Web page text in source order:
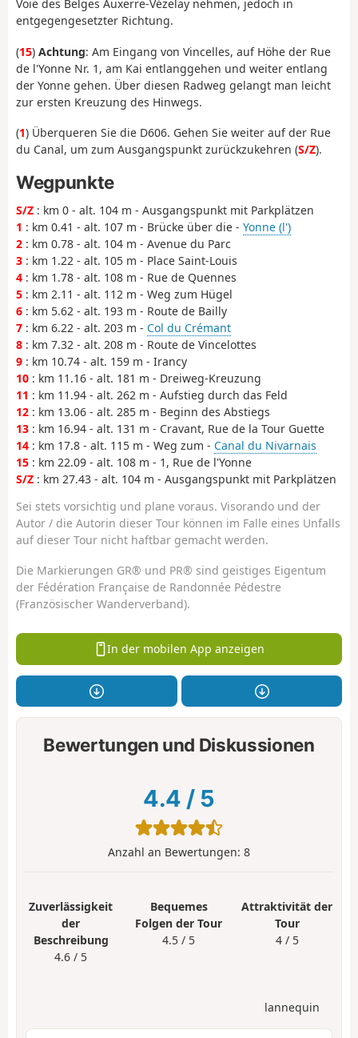
Voie des Belges Auxerre-Vézelay nehmen, jedoch in
entgegengesetzter Richtung.
(15) Achtung: Am Eingang von Vincelles, auf Höhe der Rue
de l'Yonne Nr. 1, am Kai entlanggehen und weiter entlang
der Yonne gehen. Über diesen Radweg gelangt man leicht
zur ersten Kreuzung des Hinwegs.
(1) Überqueren Sie die D606. Gehen Sie weiter auf der Rue
du Canal, um zum Ausgangspunkt zurückzukehren (S/Z).
Wegpunkte
S/Z : km 0 - alt. 104 m - Ausgangspunkt mit Parkplätzen
1 : km 0.41 - alt. 107 m - Brücke über die - Yonne (l')
2 : km 0.78 - alt. 104 m - Avenue du Parc
3 : km 1.22 - alt. 105 m - Place Saint-Louis
4 : km 1.78 - alt. 108 m - Rue de Quennes
5 : km 2.11 - alt. 112 m - Weg zum Hügel
6 : km 5.62 - alt. 193 m - Route de Bailly
7 : km 6.22 - alt. 203 m - Col du Crémant
8 : km 7.32 - alt. 208 m - Route de Vincelottes
9 : km 10.74 - alt. 159 m - Irancy
10 : km 11.16 - alt. 181 m - Dreiweg-Kreuzung
11 : km 11.94 - alt. 262 m - Aufstieg durch das Feld
12 : km 13.06 - alt. 285 m - Beginn des Abstiegs
13 : km 16.94 - alt. 131 m - Cravant, Rue de la Tour Guette
14 : km 17.8 - alt. 115 m - Weg zum - Canal du Nivarnais
15 : km 22.09 - alt. 108 m - 1, Rue de l'Yonne
S/Z : km 27.43 - alt. 104 m - Ausgangspunkt mit Parkplätzen
Sei stets vorsichtig und plane voraus. Visorando und der
Autor / die Autorin dieser Tour können im Falle eines Unfalls
auf dieser Tour nicht haftbar gemacht werden.
Die Markierungen GR® und PR® sind geistiges Eigentum
der Fédération Française de Randonnée Pédestre
(Französischer Wanderverband).
In der mobilen App anzeigen
Bewertungen und Diskussionen
4.4 / 5
Anzahl an Bewertungen: 8
Zuverlässigkeit
der
Beschreibung
4.6 / 5
Bequemes
Folgen der Tour
4.5 / 5
Attraktivität der
Tour
4 / 5
lannequin